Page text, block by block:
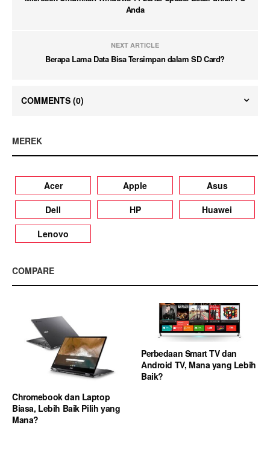
Anda
NEXT ARTICLE
Berapa Lama Data Bisa Tersimpan dalam SD Card?
COMMENTS (0)
MEREK
Acer Apple
Asus
Dell
HP
Huawei
Lenovo
COMPARE
Chromebook dan Laptop
Biasa, Lebih Baik Pilih yang
Mana?
Perbedaan Smart TV dan
Android TV, Mana yang Lebih
Baik?